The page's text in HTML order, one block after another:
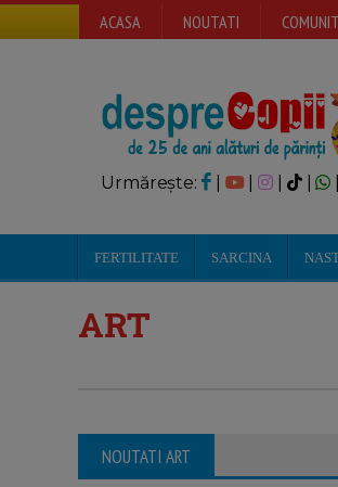
ACASA NOUTATI
Urmărește: | |
FERTILITATE SARCINA
ART
NOUTATI ART